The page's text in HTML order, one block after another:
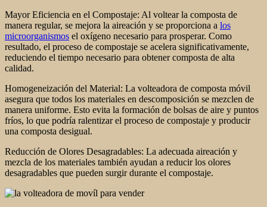
Mayor Eficiencia en el Compostaje: Al voltear la composta de
manera regular, se mejora la aireación y se proporciona a los
microorganismos el oxígeno necesario para prosperar. Como
resultado, el proceso de compostaje se acelera significativamente,
reduciendo el tiempo necesario para obtener composta de alta
calidad.
Homogeneización del Material: La volteadora de composta móvil
asegura que todos los materiales en descomposición se mezclen de
manera uniforme. Esto evita la formación de bolsas de aire y puntos
fríos, lo que podría ralentizar el proceso de compostaje y producir
una composta desigual.
Reducción de Olores Desagradables: La adecuada aireación y
mezcla de los materiales también ayudan a reducir los olores
desagradables que pueden surgir durante el compostaje.